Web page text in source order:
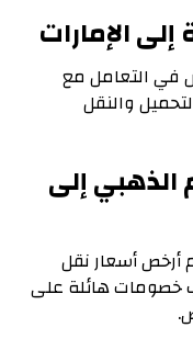
الإمارات
التعامل مع
والنقل
إلى
أسعار نقل
خصومات هائلة على